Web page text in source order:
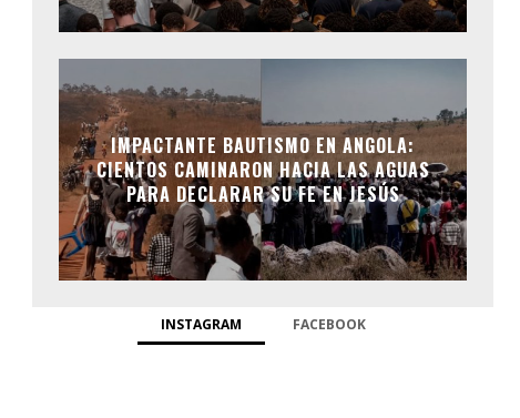
IMPACTANTE BAUTISMO EN ANGOLA:
CIENTOS CAMINARON HACIA LAS AGUAS
PARA DECLARAR SU FE EN JESÚS
INSTAGRAM FACEBOOK